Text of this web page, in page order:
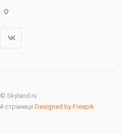
Skyland.ru
странице Designed by Freepik